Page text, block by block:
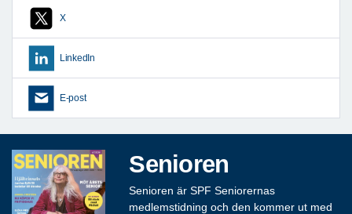
X
LinkedIn
E-post
Senioren
Senioren är SPF Seniorernas
medlemstidning och den kommer ut med